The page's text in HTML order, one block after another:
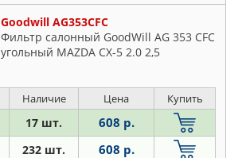
Goodwill AG353CFC
Фильтр салонный GoodWill AG 353 CFC
угольный MAZDA CX-5 2.0 2,5
Наличие Цена Купить
17 шт. 608 р.
232 шт. 608 р.